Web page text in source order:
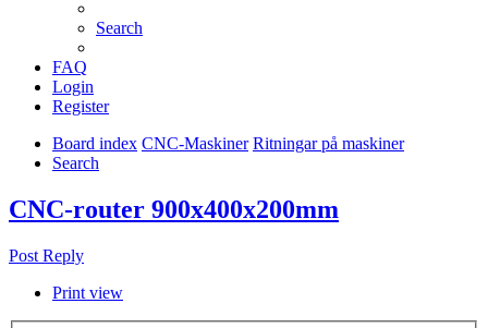
Search
FAQ
Login
Register
Board index CNC-Maskiner Ritningar på maskiner
Search
CNC-router 900x400x200mm
Post Reply
Print view